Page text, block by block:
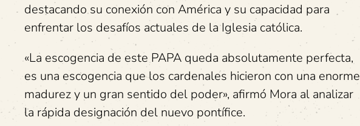
destacando su conexión con América y su capacidad para
enfrentar los desafíos actuales de la Iglesia católica.
«La escogencia de este PAPA queda absolutamente perfecta,
es una escogencia que los cardenales hicieron con una enorme
madurez y un gran sentido del poder», afirmó Mora al analizar
la rápida designación del nuevo pontífice.